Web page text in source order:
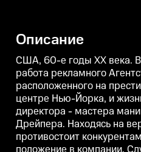
манипуляций и интриг - Дона
Дрейпера. Находясь на
вершине карьеры, он
противостоит конкурентам,
стараясь сберечь свое
положение в компании.
Служебные и семейные
перипетии Дона и его коллег
происходят на фоне глобальных
событий в жизни
американского общества тех
лет…
Описание
США, 60-е годы ХХ века. В
работа рекламного
расположенного на
центре Нью-Йорка, и
директора - мастера
Дрейпера. Находясь на
противостоит